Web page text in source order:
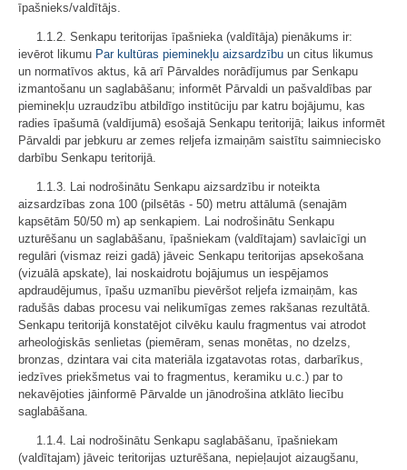
īpašnieks/valdītājs.
1.1.2. Senkapu teritorijas īpašnieka (valdītāja) pienākums ir:
ievērot likumu Par kultūras pieminekļu aizsardzību un citus likumus
un normatīvos aktus, kā arī Pārvaldes norādījumus par Senkapu
izmantošanu un saglabāšanu; informēt Pārvaldi un pašvaldības par
pieminekļu uzraudzību atbildīgo institūciju par katru bojājumu, kas
radies īpašumā (valdījumā) esošajā Senkapu teritorijā; laikus informēt
Pārvaldi par jebkuru ar zemes reljefa izmaiņām saistītu saimniecisko
darbību Senkapu teritorijā.
1.1.3. Lai nodrošinātu Senkapu aizsardzību ir noteikta
aizsardzības zona 100 (pilsētās - 50) metru attālumā (senajām
kapsētām 50/50 m) ap senkapiem. Lai nodrošinātu Senkapu
uzturēšanu un saglabāšanu, īpašniekam (valdītajam) savlaicīgi un
regulāri (vismaz reizi gadā) jāveic Senkapu teritorijas apsekošana
(vizuālā apskate), lai noskaidrotu bojājumus un iespējamos
apdraudējumus, īpašu uzmanību pievēršot reljefa izmaiņām, kas
radušās dabas procesu vai nelikumīgas zemes rakšanas rezultātā.
Senkapu teritorijā konstatējot cilvēku kaulu fragmentus vai atrodot
arheoloģiskās senlietas (piemēram, senas monētas, no dzelzs,
bronzas, dzintara vai cita materiāla izgatavotas rotas, darbarīkus,
iedzīves priekšmetus vai to fragmentus, keramiku u.c.) par to
nekavējoties jāinformē Pārvalde un jānodrošina atklāto liecību
saglabāšana.
1.1.4. Lai nodrošinātu Senkapu saglabāšanu, īpašniekam
(valdītajam) jāveic teritorijas uzturēšana, nepieļaujot aizaugšanu,